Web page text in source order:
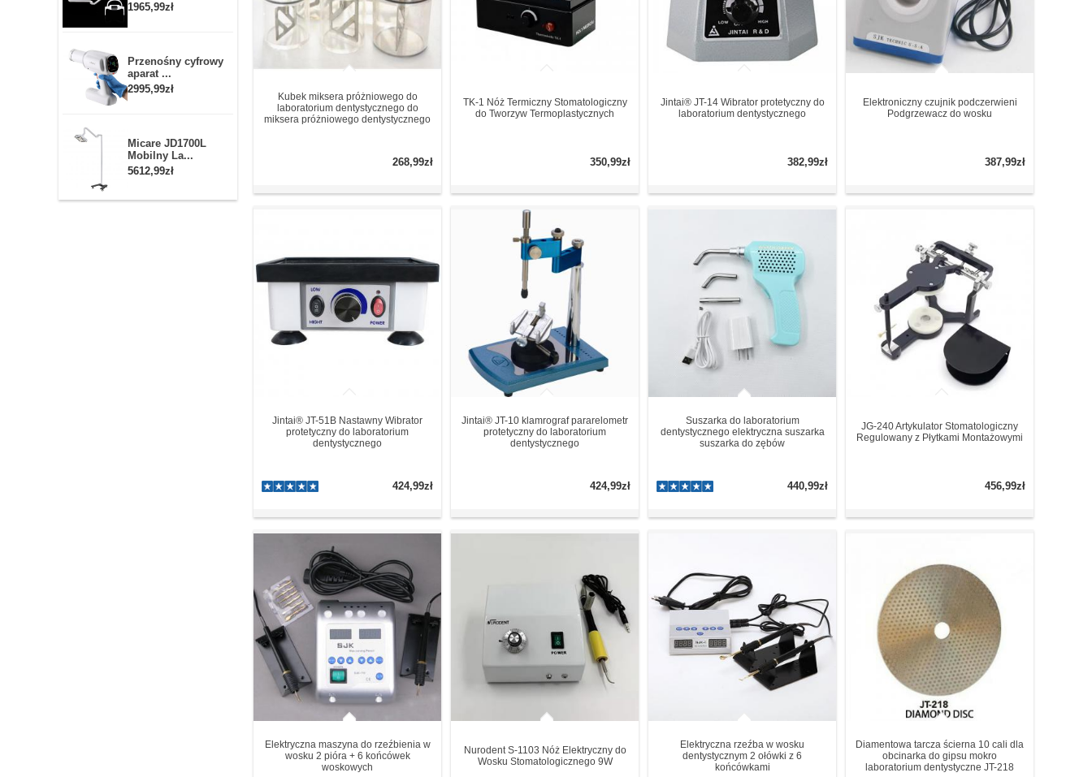
1965,99zł
Przenośny cyfrowy
aparat ...
2995,99zł
Micare JD1700L
Mobilny La...
5612,99zł
Kubek miksera próżniowego do
laboratorium dentystycznego do
miksera próżniowego dentystycznego
268,99zł
TK-1 Nóż Termiczny Stomatologiczny
do Tworzyw Termoplastycznych
350,99zł
Jintai® JT-14 Wibrator protetyczny do
laboratorium dentystycznego
382,99zł
Elektroniczny czujnik podczerwieni
Podgrzewacz do wosku
387,99zł
Jintai® JT-51B Nastawny Wibrator
protetyczny do laboratorium
dentystycznego
424,99zł
Jintai® JT-10 klamrograf pararelometr
protetyczny do laboratorium
dentystycznego
424,99zł
Suszarka do laboratorium
dentystycznego elektryczna suszarka
suszarka do zębów
440,99zł
JG-240 Artykulator Stomatologiczny
Regulowany z Płytkami Montażowymi
456,99zł
Elektryczna maszyna do rzeźbienia w
wosku 2 pióra + 6 końcówek
woskowych
Nurodent S-1103 Nóż Elektryczny do
Wosku Stomatologicznego 9W
Elektryczna rzeźba w wosku
dentystycznym 2 ołówki z 6
końcówkami
Diamentowa tarcza ścierna 10 cali dla
obcinarka do gipsu mokro
laboratorium dentystyczne JT-218